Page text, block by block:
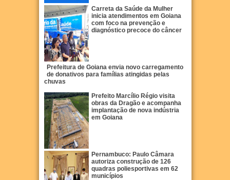
Carreta da Saúde da Mulher
inicia atendimentos em Goiana
com foco na prevenção e
diagnóstico precoce do câncer
Prefeitura de Goiana envia novo carregamento
de donativos para famílias atingidas pelas
chuvas
Prefeito Marcílio Régio visita
obras da Dragão e acompanha
implantação de nova indústria
em Goiana
Pernambuco: Paulo Câmara
autoriza construção de 126
quadras poliesportivas em 62
municípios